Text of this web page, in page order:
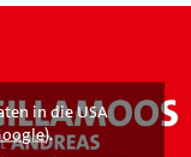
in die USA
).